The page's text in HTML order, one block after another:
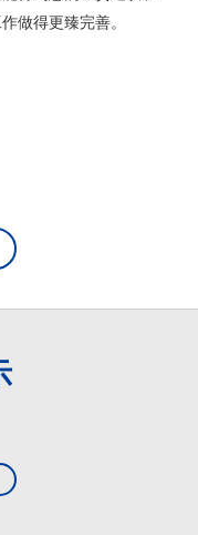
做得更臻完善。